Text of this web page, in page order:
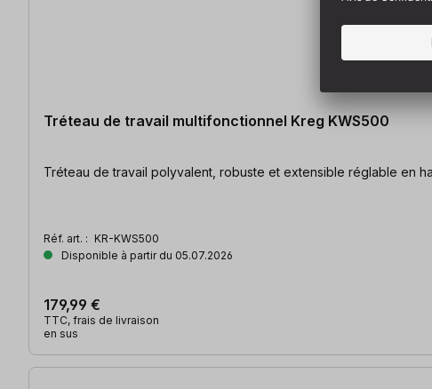
Tréteau de travail multifonctionnel Kreg KWS500
Réf. art. : KR-KWS500
Disponible à partir du 05.07.2026
179,99 €
TTC, frais de livraison
en sus